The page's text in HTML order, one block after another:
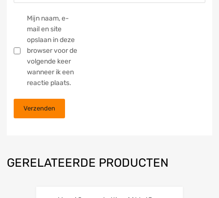
Mijn naam, e-
mail en site
opslaan in deze
browser voor de
volgende keer
wanneer ik een
reactie plaats.
GERELATEERDE PRODUCTEN